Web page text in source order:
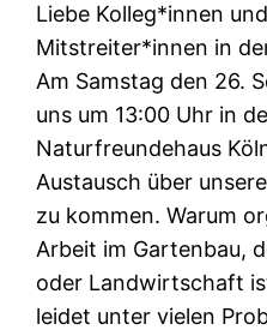
Liebe Kolleg*innen
Mitstreiter*innen in
Am Samstag den 26.
uns um 13:00 Uhr in
Naturfreundehaus
Austausch über
zu kommen. Warum
Arbeit im Gartenbau,
oder Landwirtschaft
leidet unter vielen